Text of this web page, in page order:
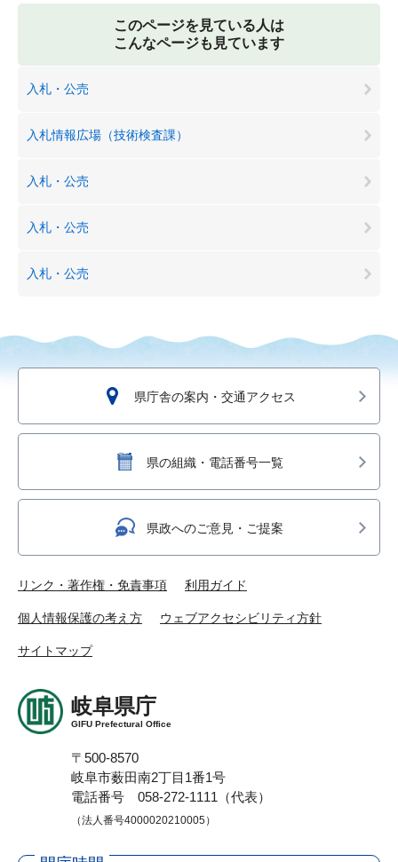
このページを見ている人は
こんなページも見ています
入札・公売
入札情報広場（技術検査課）
入札・公売
入札・公売
入札・公売
県庁舎の案内・交通アクセス
県の組織・電話番号一覧
県政へのご意見・ご提案
リンク・著作権・免責事項 利用ガイド
個人情報保護の考え方 ウェブアクセシビリティ方針
サイトマップ
岐阜県庁
GIFU Prefectural Office
〒500-8570
岐阜市薮田南2丁目1番1号
電話番号 058-272-1111（代表）
（法人番号4000020210005）